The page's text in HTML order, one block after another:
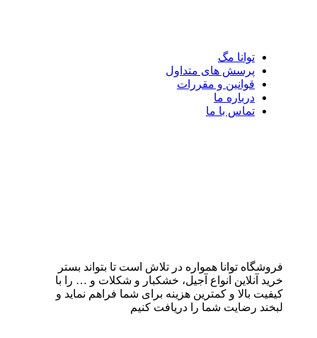
توانا مگ
پرسش های متداول
قوانین و مقررات
درباره ما
تماس با ما
فروشگاه توانا همواره در تلاش است تا بتواند بستر
خرید آنلاین انواع آجیل، خشکبار و شکلات و … را با
کیفیت بالا و کمترین هزینه برای شما فراهم نماید و
لبخند رضایت شما را دریافت کنیم